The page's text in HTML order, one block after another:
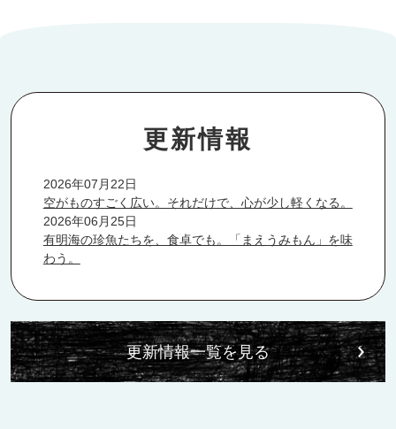
更新情報
2026年07月22日
空がものすごく広い。それだけで、心が少し軽くなる。
2026年06月25日
有明海の珍魚たちを、食卓でも。「まえうみもん」を味
わう。
更新情報一覧を見る